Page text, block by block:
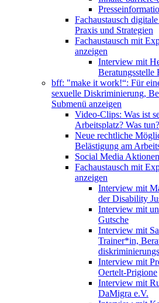
Fachaustausch
Praxis und Strategien
Fachaustausch mit
anzeigen
Interview mit
Beratungsstelle
bff: "make it work!“: Für
sexuelle Diskriminierung,
Submenü anzeigen
Video-Clips: Was ist
Arbeitsplatz? Was tun?
Neue rechtliche
Belästigung am
Social Media Aktionen
Fachaustausch mit
anzeigen
Interview mit
der Disability
Interview mit
Gutsche
Interview mit
Trainer*in,
Interview mit
Oertelt-Prigione
Interview mit
DaMigra e.V.